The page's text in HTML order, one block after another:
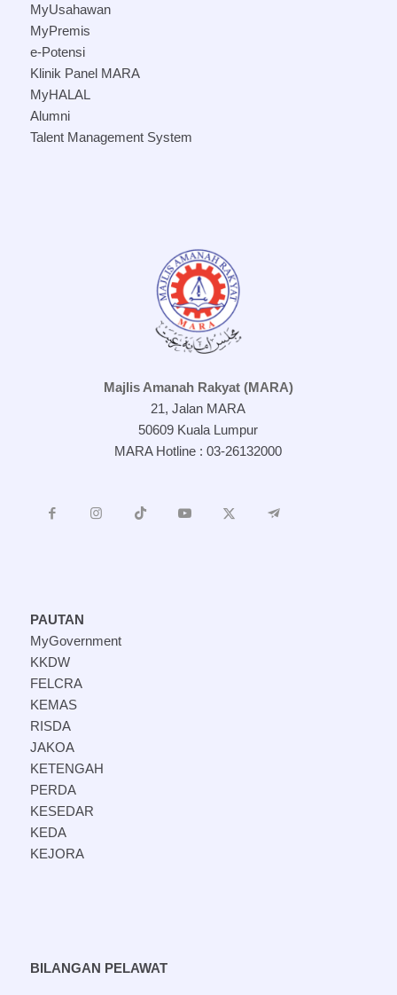
MyUsahawan
MyPremis
e-Potensi
Klinik Panel MARA
MyHALAL
Alumni
Talent Management System
Majlis Amanah Rakyat (MARA)
21, Jalan MARA
50609 Kuala Lumpur
MARA Hotline : 03-26132000
PAUTAN
MyGovernment
KKDW
FELCRA
KEMAS
RISDA
JAKOA
KETENGAH
PERDA
KESEDAR
KEDA
KEJORA
BILANGAN PELAWAT